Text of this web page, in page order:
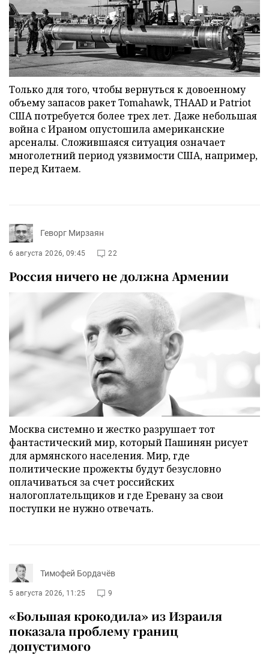
Только для того, чтобы вернуться к довоенному
объему запасов ракет Tomahawk, THAAD и Patriot
США потребуется более трех лет. Даже небольшая
война с Ираном опустошила американские
арсеналы. Сложившаяся ситуация означает
многолетний период уязвимости США, например,
перед Китаем.
Геворг Мирзаян
6 августа 2026, 09:45 22
Россия ничего не должна Армении
Москва системно и жестко разрушает тот
фантастический мир, который Пашинян рисует
для армянского населения. Мир, где
политические прожекты будут безусловно
оплачиваться за счет российских
налогоплательщиков и где Еревану за свои
поступки не нужно отвечать.
Тимофей Бордачёв
5 августа 2026, 11:25 9
«Большая крокодила» из Израиля
показала проблему границ
допустимого